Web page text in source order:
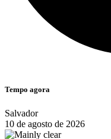
Tempo agora
Salvador
10 de agosto de 2026